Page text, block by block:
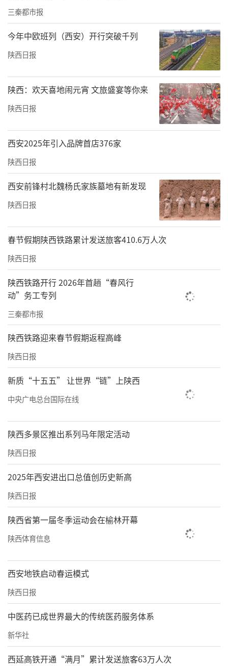
图为朱皓东手绘术前手术设计
“简单来说，就是取她自身带血管的腓骨移植
到股骨头，血管吻合、重建血供，保住自然关
节。”朱皓东解释。
9个月过去，冬去秋来，“我现在已经回到学校
上课了，和同学们一起学习、生活，感觉又回
到了以前的样子。”患者给主管医生李雪亮发
来的语音里，满是对未来的期待。
三秦都市报
今年中欧班列（西安）开行突破千列
陕西日报
陕西：欢天喜地闹元宵 文旅盛宴等你来
陕西日报
西安2025年引入品牌首店376家
陕西日报
西安前锋村北魏杨氏家族墓地有新发现
陕西日报
春节假期陕西铁路累计发送旅客410.6万人次
陕西日报
陕西铁路开行 2026年首趟“春风行
动”务工专列
三秦都市报
陕西铁路迎来春节假期返程高峰
陕西日报
新质“十五五” 让世界“链”上陕西
中央广电总台国际在线
陕西多景区推出系列马年限定活动
陕西日报
2025年西安进出口总值创历史新高
陕西日报
陕西省第一届冬季运动会在榆林开幕
陕西体育信息
西安地铁启动春运模式
陕西日报
中医药已成世界最大的传统医药服务体系
新华社
西延高铁开通“满月”累计发送旅客63万人次